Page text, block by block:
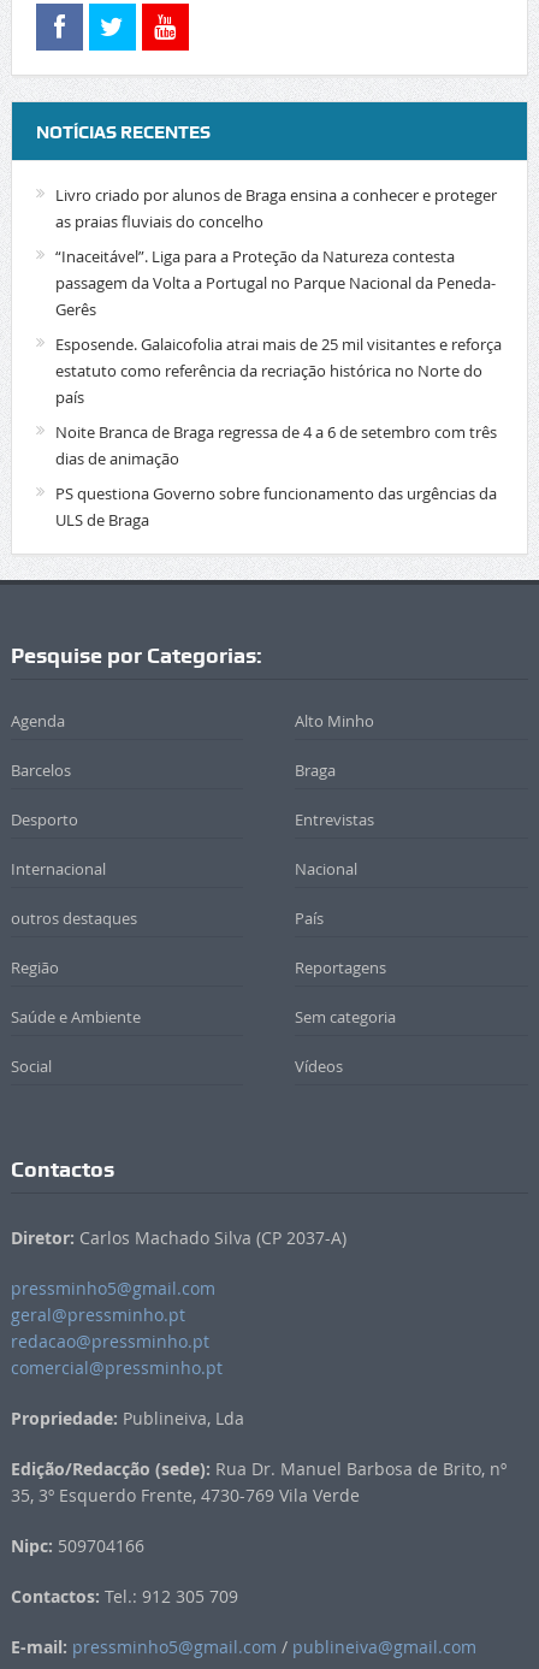
NOTÍCIAS RECENTES
Livro criado por alunos de Braga ensina a conhecer e proteger
as praias fluviais do concelho
“Inaceitável”. Liga para a Proteção da Natureza contesta
passagem da Volta a Portugal no Parque Nacional da Peneda-
Gerês
Esposende. Galaicofolia atrai mais de 25 mil visitantes e reforça
estatuto como referência da recriação histórica no Norte do
país
Noite Branca de Braga regressa de 4 a 6 de setembro com três
dias de animação
PS questiona Governo sobre funcionamento das urgências da
ULS de Braga
Pesquise por Categorias:
Agenda Alto Minho
Barcelos Braga
Desporto Entrevistas
Internacional Nacional
outros destaques País
Região Reportagens
Saúde e Ambiente Sem categoria
Social Vídeos
Contactos
Diretor: Carlos Machado Silva (CP 2037-A)
pressminho5@gmail.com
geral@pressminho.pt
redacao@pressminho.pt
comercial@pressminho.pt
Propriedade: Publineiva, Lda
Edição/Redacção (sede): Rua Dr. Manuel Barbosa de Brito, nº
35, 3º Esquerdo Frente, 4730-769 Vila Verde
Nipc: 509704166
Contactos: Tel.: 912 305 709
E-mail: pressminho5@gmail.com / publineiva@gmail.com